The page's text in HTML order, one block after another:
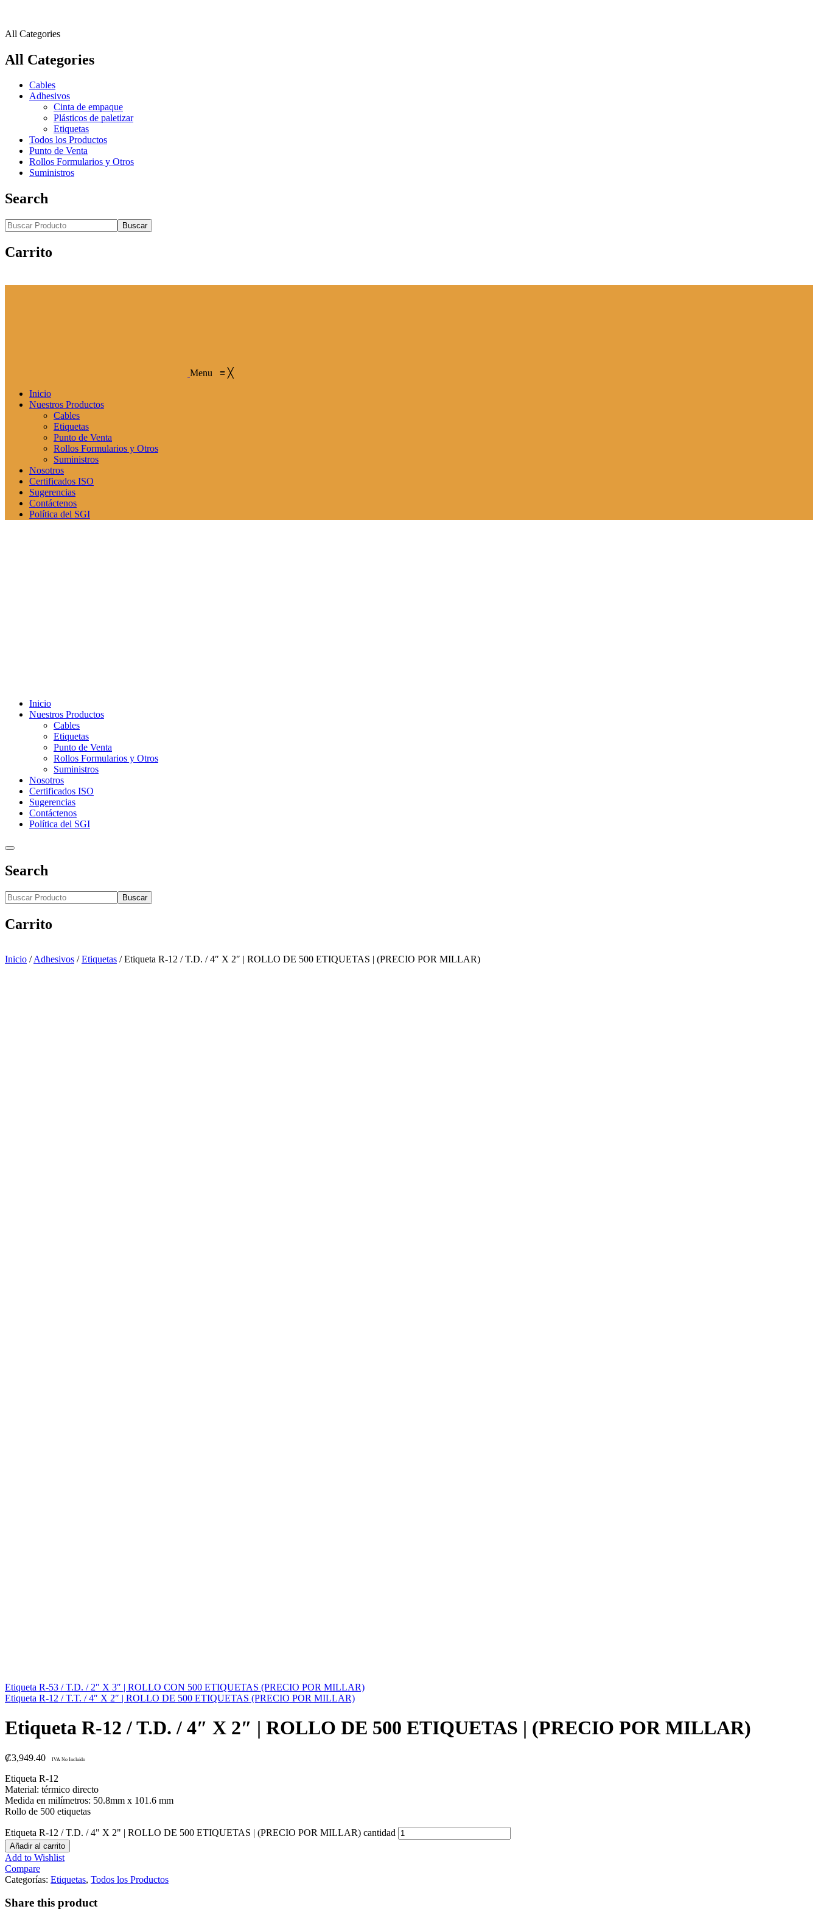
All Categories
All Categories
Cables
Adhesivos
Cinta de empaque
Plásticos de paletizar
Etiquetas
Todos los Productos
Punto de Venta
Rollos Formularios y Otros
Suministros
Search
Buscar
Carrito
Menu ≡ ╳
Inicio
Nuestros Productos
Cables
Etiquetas
Punto de Venta
Rollos Formularios y Otros
Suministros
Nosotros
Certificados ISO
Sugerencias
Contáctenos
Política del SGI
Inicio
Nuestros Productos
Cables
Etiquetas
Punto de Venta
Rollos Formularios y Otros
Suministros
Nosotros
Certificados ISO
Sugerencias
Contáctenos
Política del SGI
Search
Buscar
Carrito
Inicio / Adhesivos / Etiquetas /Etiqueta R-12 / T.D. / 4″ X 2″ | ROLLO DE 500 ETIQUETAS | (PRECIO POR MILLAR)
Etiqueta R-53 / T.D. / 2″ X 3″ | ROLLO CON 500 ETIQUETAS (PRECIO POR MILLAR)
Etiqueta R-12 / T.T. / 4″ X 2″ | ROLLO DE 500 ETIQUETAS (PRECIO POR MILLAR)
Etiqueta R-12 / T.D. / 4″ X 2″ | ROLLO DE 500 ETIQUETAS | (PRECIO POR MILLAR)
₡3,949.40 IVA No Incluido
Etiqueta R-12
Material: térmico directo
Medida en milímetros: 50.8mm x 101.6 mm
Rollo de 500 etiquetas
Etiqueta R-12 / T.D. / 4" X 2" | ROLLO DE 500 ETIQUETAS | (PRECIO POR MILLAR) cantidad
Añadir al carrito
Add to Wishlist
Compare
Categorías: Etiquetas, Todos los Productos
Share this product